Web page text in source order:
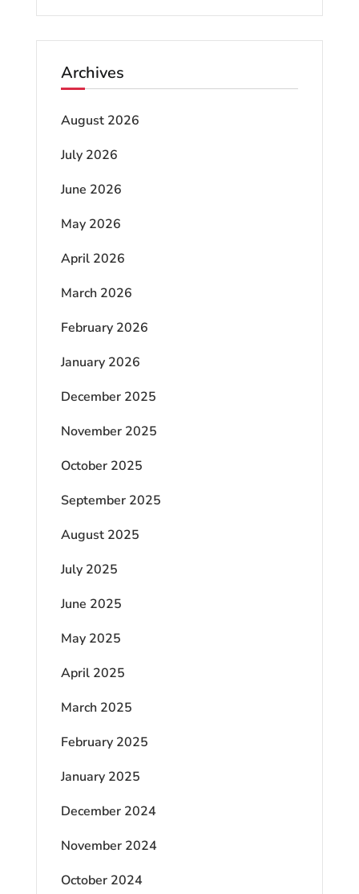
Archives
August 2026
July 2026
June 2026
May 2026
April 2026
March 2026
February 2026
January 2026
December 2025
November 2025
October 2025
September 2025
August 2025
July 2025
June 2025
May 2025
April 2025
March 2025
February 2025
January 2025
December 2024
November 2024
October 2024